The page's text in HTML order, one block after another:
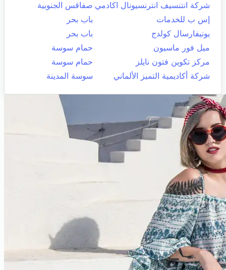
شركة انتنسيف انترنسيونال اكادمي صفاقس الجنوبية
إس ب للخدمات
باب بحر
يونيفارسال كولدج
باب بحر
ميل فور ماسيون
حمام سوسة
مركز تكوين فتون نايلز
حمام سوسة
شركة أكاديمية التميز الألماني
سوسة المدينة